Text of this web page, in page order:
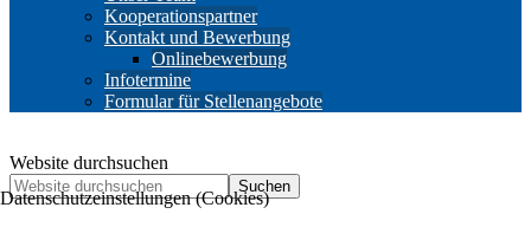
Kooperationspartner
Kontakt und Bewerbung
Onlinebewerbung
Infotermine
Formular für Stellenangebote
Website durchsuchen
Suchen
Datenschutzeinstellungen (Cookies)